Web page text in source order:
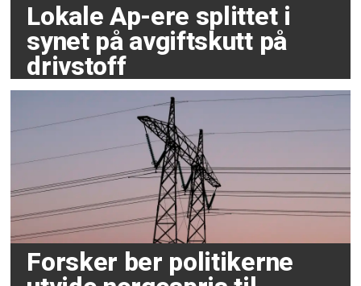
Lokale Ap-ere splittet i
synet på avgiftskutt på
drivstoff
Forsker ber politikerne